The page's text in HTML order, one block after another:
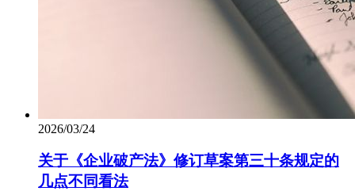
2026/03/24
关于《企业破产法》修订草案第三十条规定的
几点不同看法